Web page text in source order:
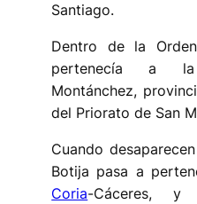
Santiago.
Dentro de la
pertenecía a
Montánchez,
del Priorato de San
Cuando
Botija pasa a
Coria-Cáceres,